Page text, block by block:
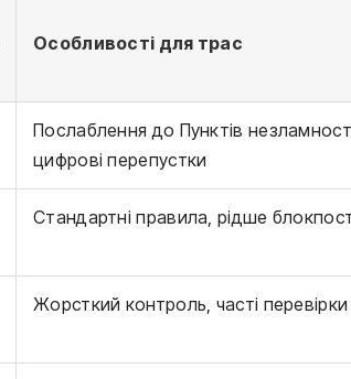
Особливості для трас
Послаблення до Пунктів
цифрові перепустки
Стандартні правила, рідше
Жорсткий контроль, часті перевірки